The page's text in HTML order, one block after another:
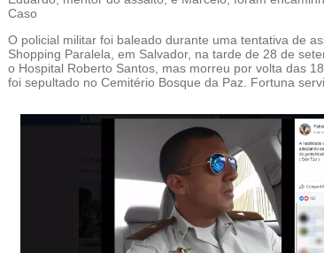
Caso
O policial militar foi baleado durante uma tentativa de
Shopping Paralela, em Salvador, na tarde de 28 de
o Hospital Roberto Santos, mas morreu por volta das
foi sepultado no Cemitério Bosque da Paz. Fortuna